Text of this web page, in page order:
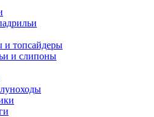
топсайдеры
и слипоны